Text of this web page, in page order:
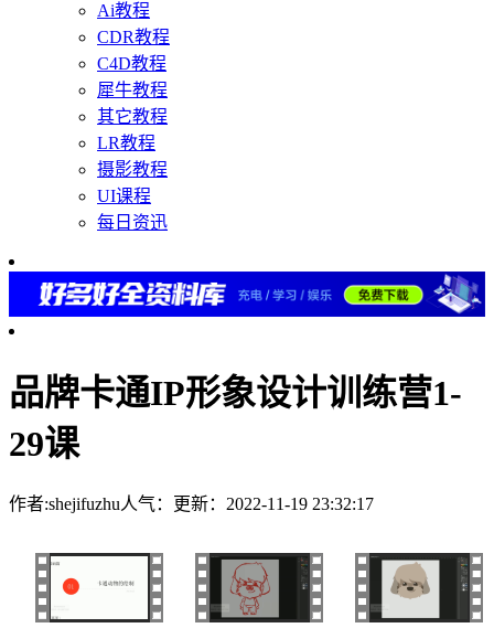
Ai教程
CDR教程
C4D教程
犀牛教程
其它教程
LR教程
摄影教程
UI课程
每日资迅
品牌卡通IP形象设计训练营1-
29课
作者:shejifuzhu人气： 更新：2022-11-19 23:32:17